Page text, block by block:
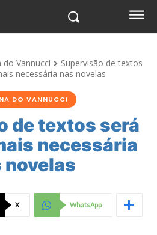
do Vannucci
Supervisão de textos
necessária nas novelas
DO VANNUCCI
de textos será
necessária
novelas
X WhatsApp